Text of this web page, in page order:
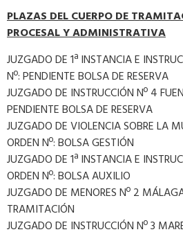
PLAZASDELCUERPODE
PROCESALYADMINISTRATIVA
JUZGADO DE 1ª INSTANCIA E
Nº: PENDIENTE BOLSA DE RESERVA
JUZGADO DE INSTRUCCIÓN Nº 4
PENDIENTE BOLSA DE RESERVA
JUZGADO DE VIOLENCIA SOBRE LA
ORDEN Nº: BOLSA GESTIÓN
JUZGADO DE 1ª INSTANCIA E
ORDEN Nº: BOLSA AUXILIO
JUZGADO DE MENORES Nº 2
TRAMITACIÓN
JUZGADO DE INSTRUCCIÓN Nº 3